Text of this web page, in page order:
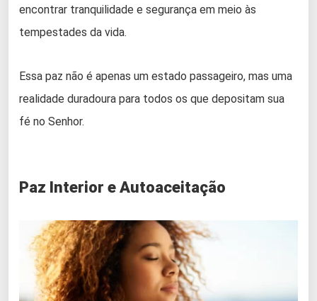
encontrar tranquilidade e segurança em meio às
tempestades da vida.
Essa paz não é apenas um estado passageiro, mas uma
realidade duradoura para todos os que depositam sua
fé no Senhor.
Paz Interior e Autoaceitação